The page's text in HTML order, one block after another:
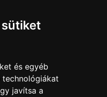
és egyéb
javítsa a